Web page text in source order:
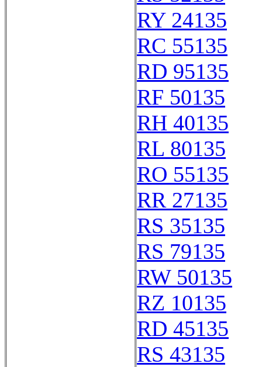
RY 24135
RC 55135
RD 95135
RF 50135
RH 40135
RL 80135
RO 55135
RR 27135
RS 35135
RS 79135
RW 50135
RZ 10135
RD 45135
RS 43135